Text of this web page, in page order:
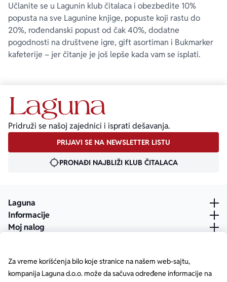
Za vreme korišćenja bilo koje stranice na našem web-sajtu,
kompanija Laguna d.o.o. može da sačuva određene informacije na
Učlanite se u Lagunin klub čitalaca i obezbedite 10%
popusta na sve Lagunine knjige, popuste koji rastu do
20%, rođendanski popust od čak 40%, dodatne
pogodnosti na društvene igre, gift asortiman i Bukmarker
kafeterije – jer čitanje je još lepše kada vam se isplati.
Pridruži se našoj zajednici i isprati dešavanja.
PRIJAVI SE NA NEWSLETTER LISTU
PRONAĐI NAJBLIŽI KLUB ČITALACA
Laguna
Informacije
Moj nalog